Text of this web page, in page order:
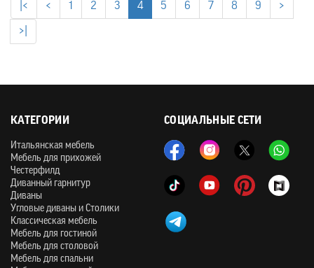
|< < 1 2 3 4 5 6 7 8 9 >
>|
СОЦИАЛЬНЫЕ СЕТИ
КАТЕГОРИИ
Итальянская мебель
Мебель для прихожей
Честерфилд
Диванный гарнитур
Диваны
Угловые диваны и Столики
Классическая мебель
Мебель для гостиной
Мебель для столовой
Мебель для спальни